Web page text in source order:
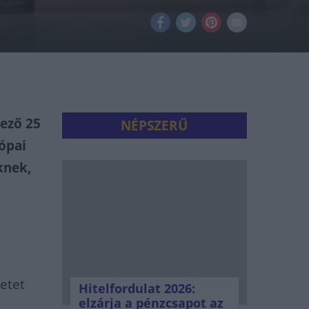
25
NÉPSZERŰ
Hitelfordulat 2026:
elzárja a pénzcsapot az